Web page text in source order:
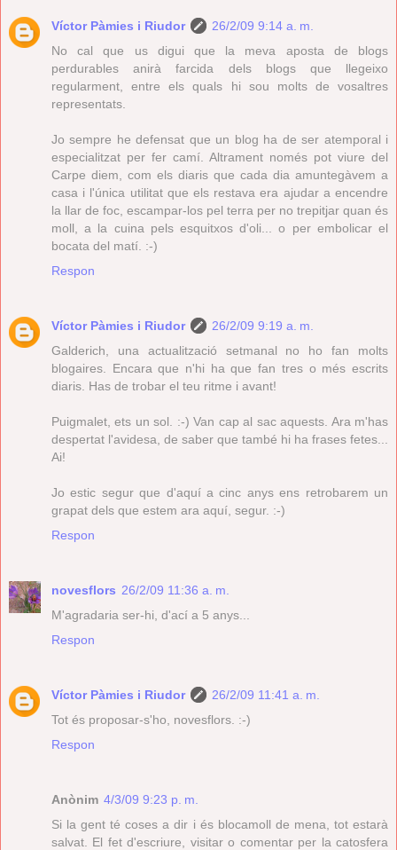
Víctor Pàmies i Riudor
26/2/09 9:14 a. m.
No cal que us digui que la meva aposta de blogs
perdurables anirà farcida dels blogs que llegeixo
regularment, entre els quals hi sou molts de vosaltres
representats.
Jo sempre he defensat que un blog ha de ser atemporal i
especialitzat per fer camí. Altrament només pot viure del
Carpe diem, com els diaris que cada dia amuntegàvem a
casa i l'única utilitat que els restava era ajudar a encendre
la llar de foc, escampar-los pel terra per no trepitjar quan és
moll, a la cuina pels esquitxos d'oli... o per embolicar el
bocata del matí. :-)
Respon
Víctor Pàmies i Riudor
26/2/09 9:19 a. m.
Galderich, una actualització setmanal no ho fan molts
blogaires. Encara que n'hi ha que fan tres o més escrits
diaris. Has de trobar el teu ritme i avant!
Puigmalet, ets un sol. :-) Van cap al sac aquests. Ara m'has
despertat l'avidesa, de saber que també hi ha frases fetes...
Ai!
Jo estic segur que d'aquí a cinc anys ens retrobarem un
grapat dels que estem ara aquí, segur. :-)
Respon
novesflors 26/2/09 11:36 a. m.
M'agradaria ser-hi, d'ací a 5 anys...
Respon
Víctor Pàmies i Riudor
26/2/09 11:41 a. m.
Tot és proposar-s'ho, novesflors. :-)
Respon
Anònim 4/3/09 9:23 p. m.
Si la gent té coses a dir i és blocamoll de mena, tot estarà
salvat. El fet d'escriure, visitar o comentar per la catosfera